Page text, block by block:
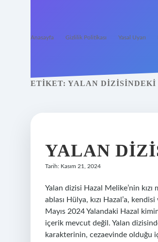
Anasayfa Gizlilik Politikası Yasal Uyarı
ETIKET: YALAN DIZISINDEKI
YALAN
Tarih: Kasım 21, 2024
Yalan dizisi Hazal Melike’nin kızı
ablası Hülya, kızı Hazal’a,
Mayıs 2024 Yalandaki Hazal
içerik mevcut değil. Yalan
karakterinin, cezaevinde olduğu